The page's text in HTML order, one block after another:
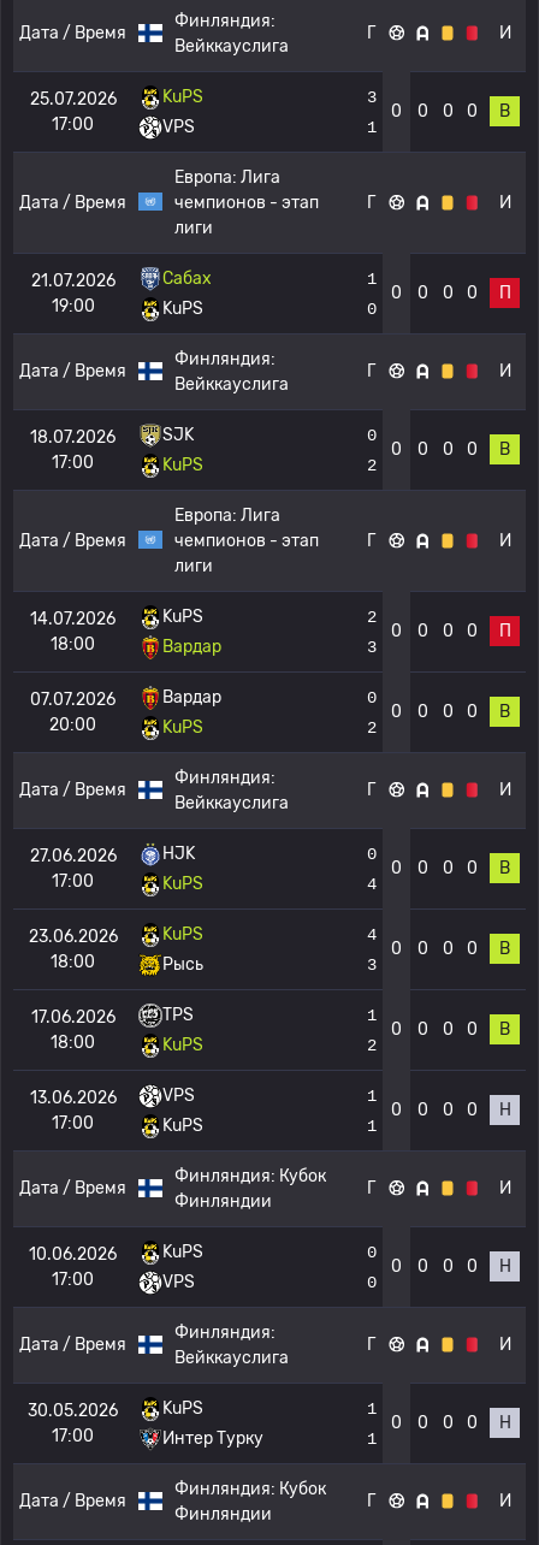
Дата / Время
Финляндия:
Вейккауслига
Г И
25.07.2026
17:00
KuPS
VPS
3
1
0 0 0 0 В
Дата / Время
Европа: Лига
чемпионов - этап
лиги
Г И
21.07.2026
19:00
Сабах
KuPS
1
0
0 0 0 0 П
Дата / Время
Финляндия:
Вейккауслига
Г И
18.07.2026
17:00
SJK
KuPS
0
2
0 0 0 0 В
Дата / Время
Европа: Лига
чемпионов - этап
лиги
Г И
14.07.2026
18:00
KuPS
Вардар
2
3
0 0 0 0 П
07.07.2026
20:00
Вардар
KuPS
0
2
0 0 0 0 В
Дата / Время
Финляндия:
Вейккауслига
Г И
27.06.2026
17:00
HJK
KuPS
0
4
0 0 0 0 В
23.06.2026
18:00
KuPS
Рысь
4
3
0 0 0 0 В
17.06.2026
18:00
TPS
KuPS
1
2
0 0 0 0 В
13.06.2026
17:00
VPS
KuPS
1
1
0 0 0 0 Н
Дата / Время
Финляндия: Кубок
Финляндии
Г И
10.06.2026
17:00
KuPS
VPS
0
0
0 0 0 0 Н
Дата / Время
Финляндия:
Вейккауслига
Г И
30.05.2026
17:00
KuPS
Интер Турку
1
1
0 0 0 0 Н
Дата / Время
Финляндия: Кубок
Финляндии
Г И